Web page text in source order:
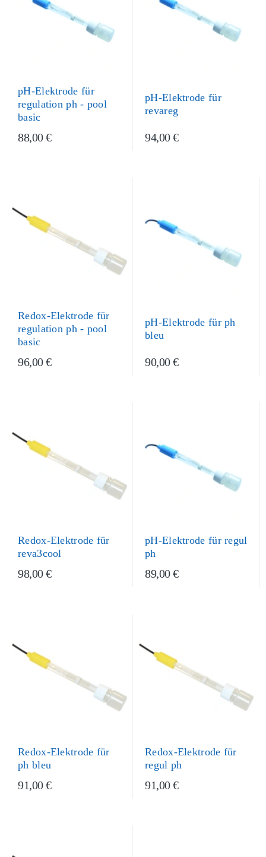
pH-Elektrode für
regulation ph - pool
basic
88,00 €
pH-Elektrode für
revareg
94,00 €
Redox-Elektrode für
regulation ph - pool
basic
96,00 €
pH-Elektrode für ph
bleu
90,00 €
Redox-Elektrode für
reva3cool
98,00 €
pH-Elektrode für regul
ph
89,00 €
Redox-Elektrode für
ph bleu
91,00 €
Redox-Elektrode für
regul ph
91,00 €